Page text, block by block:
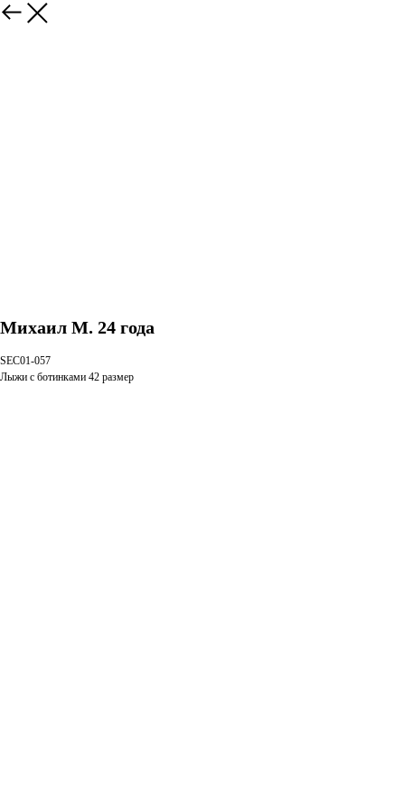
Михаил М. 24 года
SEC01-057
Лыжи с ботинками 42 размер